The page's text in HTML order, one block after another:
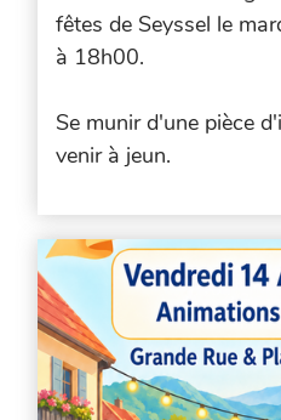
fêtes de Seyssel le
à 18h00.
Se munir d'une pièce
venir à jeun.